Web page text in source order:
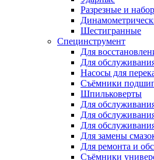
Разрезные и
Шестигранные
Специнструмент
Для
Для
Насосы для
Съёмники
Шпильковерты
Для
Для
Для
Для замены
Для ремонта и
Съёмники